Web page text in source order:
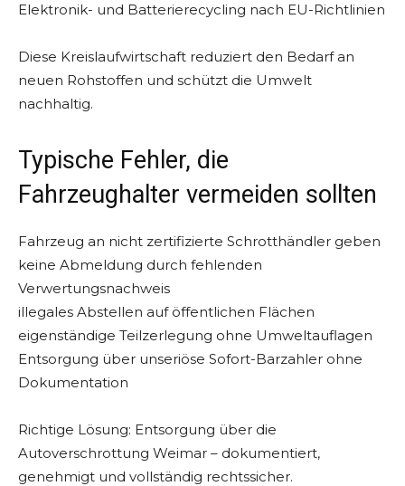
Elektronik- und Batterierecycling nach EU-Richtlinien
Diese Kreislaufwirtschaft reduziert den Bedarf an
neuen Rohstoffen und schützt die Umwelt
nachhaltig.
Typische Fehler, die
Fahrzeughalter vermeiden sollten
Fahrzeug an nicht zertifizierte Schrotthändler geben
keine Abmeldung durch fehlenden
Verwertungsnachweis
illegales Abstellen auf öffentlichen Flächen
eigenständige Teilzerlegung ohne Umweltauflagen
Entsorgung über unseriöse Sofort-Barzahler ohne
Dokumentation
Richtige Lösung: Entsorgung über die
Autoverschrottung Weimar – dokumentiert,
genehmigt und vollständig rechtssicher.